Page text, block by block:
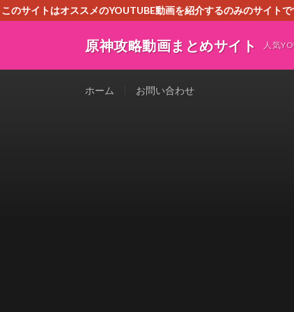
このサイトはオススメのYOUTUBE動画を紹介するのみのサイト
原神攻略動画まとめサイト 人気
ホーム お問い合わせ